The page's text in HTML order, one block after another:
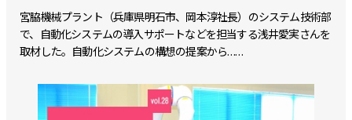
宮脇機械プラント（兵庫県明石市、岡本淳社長）のシステム技術部
で、自動化システムの導入サポートなどを担当する浅井愛実さんを
取材した。自動化システムの構想の提案から……